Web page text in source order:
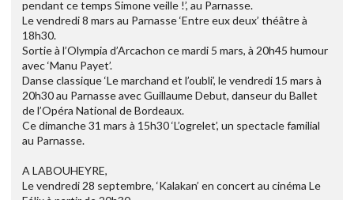
pendant ce temps Simone veille !’, au Parnasse.
Le vendredi 8 mars au Parnasse ‘Entre eux deux’ théâtre à
18h30.
Sortie à l’Olympia d’Arcachon ce mardi 5 mars, à 20h45 humour
avec ‘Manu Payet’.
Danse classique ‘Le marchand et l’oubli’, le vendredi 15 mars à
20h30 au Parnasse avec Guillaume Debut, danseur du Ballet
de l’Opéra National de Bordeaux.
Ce dimanche 31 mars à 15h30 ‘L’ogrelet’, un spectacle familial
au Parnasse.
A LABOUHEYRE,
Le vendredi 28 septembre, ‘Kalakan’ en concert au cinéma Le